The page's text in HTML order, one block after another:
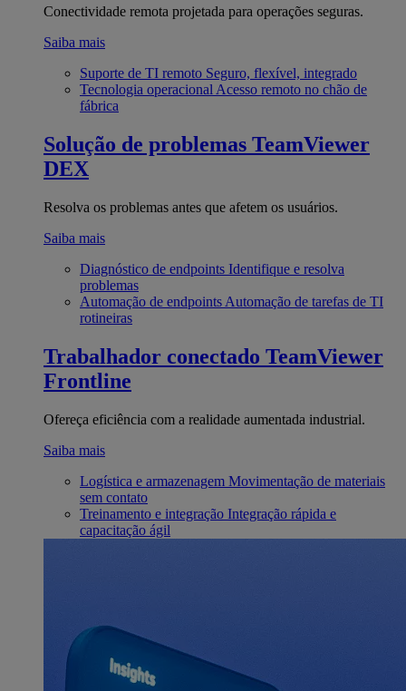
Conectividade remota projetada para operações seguras.
Saiba mais
Suporte de TI remoto Seguro, flexível, integrado
Tecnologia operacional Acesso remoto no chão de
fábrica
Solução de problemas TeamViewer
DEX
Resolva os problemas antes que afetem os usuários.
Saiba mais
Diagnóstico de endpoints Identifique e resolva
problemas
Automação de endpoints Automação de tarefas de TI
rotineiras
Trabalhador conectado TeamViewer
Frontline
Ofereça eficiência com a realidade aumentada industrial.
Saiba mais
Logística e armazenagem Movimentação de materiais
sem contato
Treinamento e integração Integração rápida e
capacitação ágil